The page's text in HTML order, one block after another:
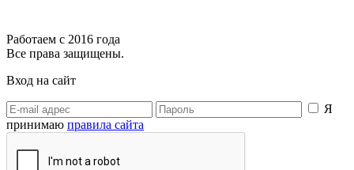
Работаем с 2016 года
Все права защищены.
Вход на сайт
Я
принимаю правила сайта